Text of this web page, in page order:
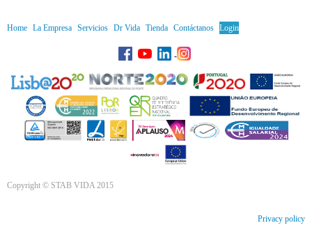
Home La Empresa Servicios Dr Vida Tienda Contáctanos Login
Copyright © STAB VIDA 2015
Privacy policy